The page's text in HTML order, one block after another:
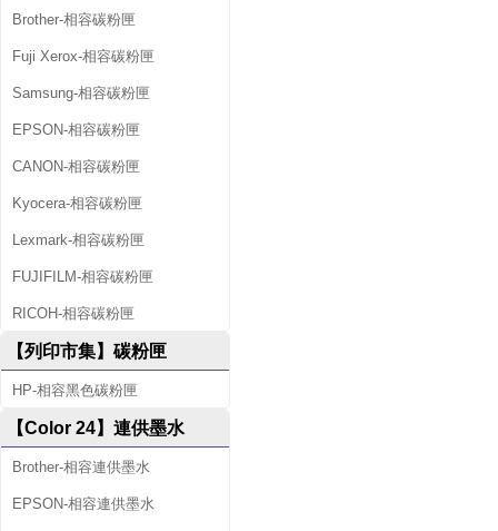
Brother-相容碳粉匣
Fuji Xerox-相容碳粉匣
Samsung-相容碳粉匣
EPSON-相容碳粉匣
CANON-相容碳粉匣
Kyocera-相容碳粉匣
Lexmark-相容碳粉匣
FUJIFILM-相容碳粉匣
RICOH-相容碳粉匣
【列印市集】碳粉匣
HP-相容黑色碳粉匣
【Color 24】連供墨水
Brother-相容連供墨水
EPSON-相容連供墨水